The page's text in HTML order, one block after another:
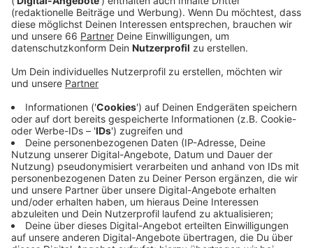
Montag früh (16. März 2026, 5 Uhr) wegen Bauarbeiten
für den Auto- und Bahnverkehr gesperrt. Das hat der
Betrieb " Straßen.NRW" angekündigt.
Anzeige
Bauarbeiten am Wochenende
Anzeige
Am Wochenende wird an den Brückenlagern
gearbeitet, die Vollsperrung betrifft auch die
Rheinbahn. Der Rad- und Fußverkehr kann aber den
Weg von Neuss nach Düsseldorf nutzen. Im Bereich